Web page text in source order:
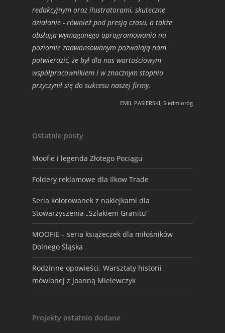
redakcyjnym oraz ilustratorami, skuteczne
działanie - również pod presją czasu, a także
obsługa wymaganego oprogramowania na
poziomie zaawansowanym pozwalają nam
potwierdzić, że był dla nas wartościowym
współpracownikiem i w znacznym stopniu
przyczynił się do sukcesu naszej firmy.
EMIL PASIERSKI, Siedmioróg
Ostatnie posty
Moofie i legenda Złotego Pociągu
Foldery reklamowe dla Ilkow Trade
Seria kolorowanek z naklejkami dla
Stowarzyszenia „Szlakiem Granitu”
MOOFIE – seria książeczek dla miłośników
Dolnego Śląska
Rodzinne opowieści. Warsztaty historii
mówionej z Joanną Mielewczyk
Projekty ostatnio dodane